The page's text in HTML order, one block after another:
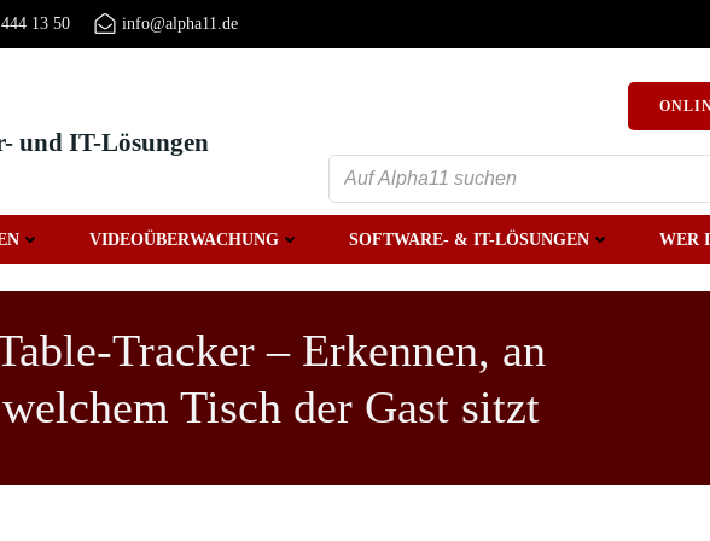
13 50 info@alpha11.de
und IT-Lösungen
VIDEOÜBERWACHUNG SOFTWARE- & IT-LÖSUNGEN WER
Tracker – Erkennen, an
welchem Tisch der Gast sitzt